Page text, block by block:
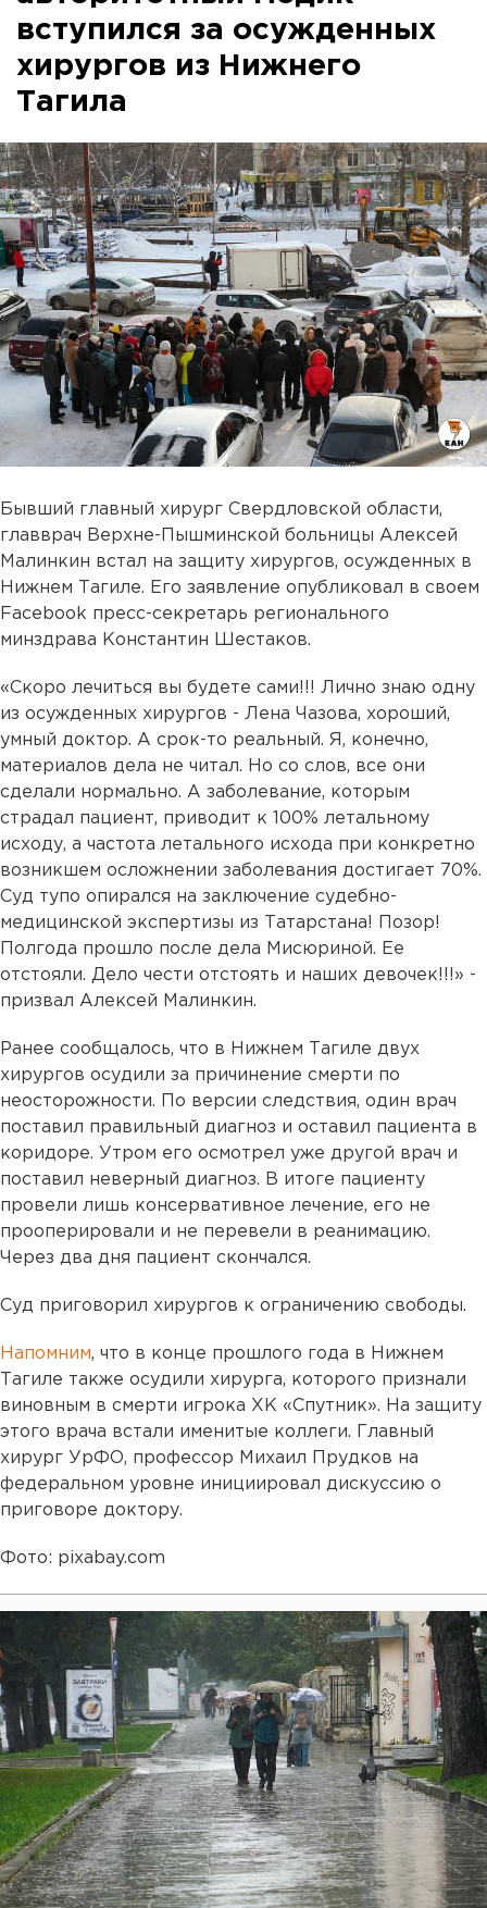
вступился за осужденных
хирургов из Нижнего
Тагила
Бывший главный хирург Свердловской области,
главврач Верхне-Пышминской больницы Алексей
Малинкин встал на защиту хирургов, осужденных в
Нижнем Тагиле. Его заявление опубликовал в своем
Facebook пресс-секретарь регионального
минздрава Константин Шестаков.
«Скоро лечиться вы будете сами!!! Лично знаю одну
из осужденных хирургов - Лена Чазова, хороший,
умный доктор. А срок-то реальный. Я, конечно,
материалов дела не читал. Но со слов, все они
сделали нормально. А заболевание, которым
страдал пациент, приводит к 100% летальному
исходу, а частота летального исхода при конкретно
возникшем осложнении заболевания достигает 70%.
Суд тупо опирался на заключение судебно-
медицинской экспертизы из Татарстана! Позор!
Полгода прошло после дела Мисюриной. Ее
отстояли. Дело чести отстоять и наших девочек!!!» -
призвал Алексей Малинкин.
Ранее сообщалось, что в Нижнем Тагиле двух
хирургов осудили за причинение смерти по
неосторожности. По версии следствия, один врач
поставил правильный диагноз и оставил пациента в
коридоре. Утром его осмотрел уже другой врач и
поставил неверный диагноз. В итоге пациенту
провели лишь консервативное лечение, его не
прооперировали и не перевели в реанимацию.
Через два дня пациент скончался.
Суд приговорил хирургов к ограничению свободы.
Напомним, что в конце прошлого года в Нижнем
Тагиле также осудили хирурга, которого признали
виновным в смерти игрока ХК «Спутник». На защиту
этого врача встали именитые коллеги. Главный
хирург УрФО, профессор Михаил Прудков на
федеральном уровне инициировал дискуссию о
приговоре доктору.
Фото: pixabay.com